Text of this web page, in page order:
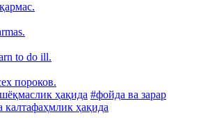
to do ill.
пороков.
ҳақида #фойда ва зарар
калтафаҳмлик ҳақида